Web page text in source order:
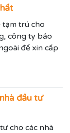
tạm trú cho
công ty bảo
để xin cấp
đầu tư
cho các nhà